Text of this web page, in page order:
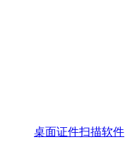
桌面证件扫描软件